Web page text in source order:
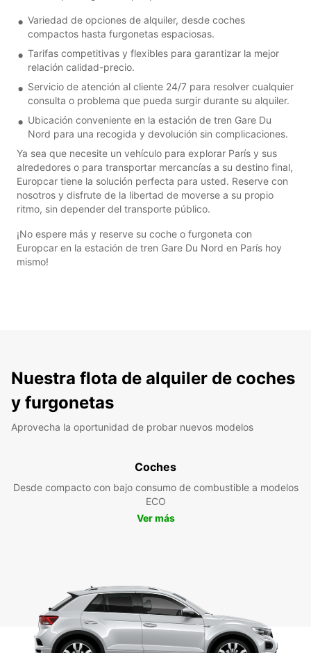
Variedad de opciones de alquiler, desde coches
compactos hasta furgonetas espaciosas.
Tarifas competitivas y flexibles para garantizar la mejor
relación calidad-precio.
Servicio de atención al cliente 24/7 para resolver cualquier
consulta o problema que pueda surgir durante su alquiler.
Ubicación conveniente en la estación de tren Gare Du
Nord para una recogida y devolución sin complicaciones.
Ya sea que necesite un vehículo para explorar París y sus
alrededores o para transportar mercancías a su destino final,
Europcar tiene la solución perfecta para usted. Reserve con
nosotros y disfrute de la libertad de moverse a su propio
ritmo, sin depender del transporte público.
¡No espere más y reserve su coche o furgoneta con
Europcar en la estación de tren Gare Du Nord en París hoy
mismo!
Nuestra flota de alquiler de coches
y furgonetas
Aprovecha la oportunidad de probar nuevos modelos
Coches
Desde compacto con bajo consumo de combustible a modelos
ECO
Ver más